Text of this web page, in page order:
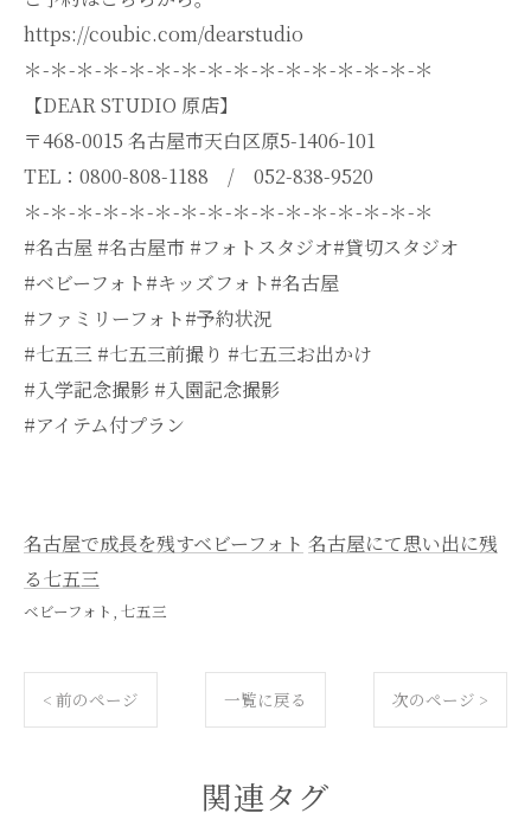
https://coubic.com/dearstudio
＊-＊-＊-＊-＊-＊-＊-＊-＊-＊-＊-＊-＊-＊-＊-＊
【DEAR STUDIO 原店】
〒468-0015 名古屋市天白区原5-1406-101
TEL：0800-808-1188 / 052-838-9520
＊-＊-＊-＊-＊-＊-＊-＊-＊-＊-＊-＊-＊-＊-＊-＊
#名古屋 #名古屋市 #フォトスタジオ#貸切スタジオ
#ベビーフォト#キッズフォト#名古屋
#ファミリーフォト#予約状況
#七五三 #七五三前撮り #七五三お出かけ
#入学記念撮影 #入園記念撮影
#アイテム付プラン
名古屋で成長を残すベビーフォト 名古屋にて思い出に残
る七五三
ベビーフォト 七五三
< 前のページ 一覧に戻る 次のページ >
関連タグ